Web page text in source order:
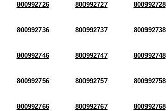
800992726 800992727 800992728
800992736 800992737 800992738
800992746 800992747 800992748
800992756 800992757 800992758
800992766 800992767 800992768